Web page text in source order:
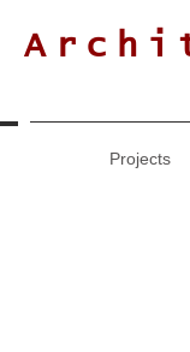
Projects